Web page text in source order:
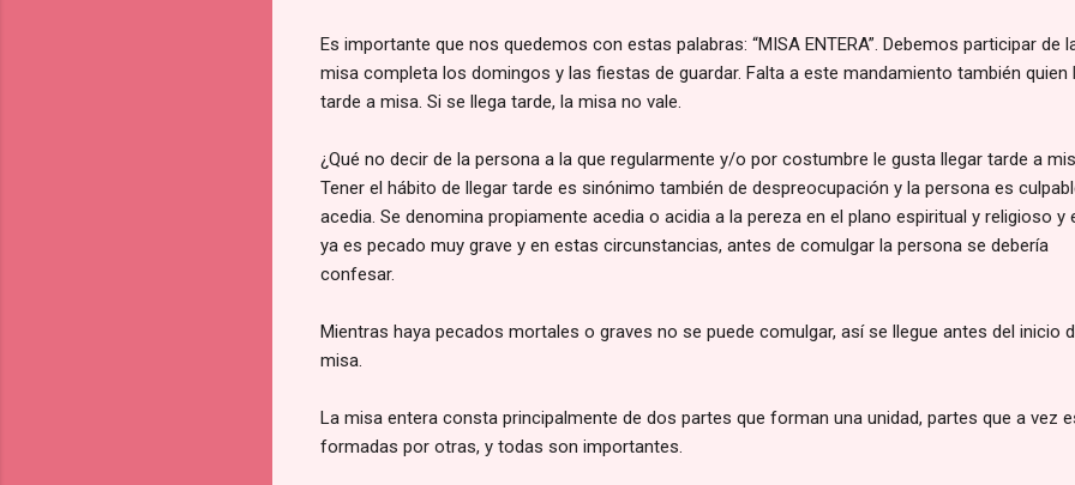
Es importante que nos quedemos con estas palabras: “MISA ENTERA”. Debemos participar de
misa completa los domingos y las fiestas de guardar. Falta a este mandamiento también quien
tarde a misa. Si se llega tarde, la misa no vale.
¿Qué no decir de la persona a la que regularmente y/o por costumbre le gusta llegar tarde a
Tener el hábito de llegar tarde es sinónimo también de despreocupación y la persona es
acedia. Se denomina propiamente acedia o acidia a la pereza en el plano espiritual y religioso y
ya es pecado muy grave y en estas circunstancias, antes de comulgar la persona se debería
confesar.
Mientras haya pecados mortales o graves no se puede comulgar, así se llegue antes del inicio
misa.
La misa entera consta principalmente de dos partes que forman una unidad, partes que a vez
formadas por otras, y todas son importantes.